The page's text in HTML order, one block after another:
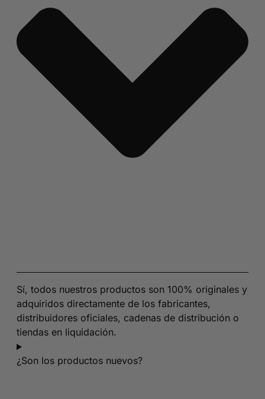
Sí, todos nuestros productos son 100% originales y
adquiridos directamente de los fabricantes,
distribuidores oficiales, cadenas de distribución o
tiendas en liquidación.
¿Son los productos nuevos?